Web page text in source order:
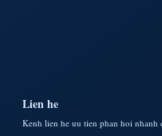
Lien he
Kenh lien he uu tien phan hoi nhanh